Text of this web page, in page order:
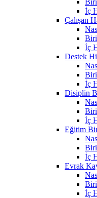
İç
Çalışan
İç
Destek
İç
Disiplin
İç
Eğitim
İç
Evrak
İç